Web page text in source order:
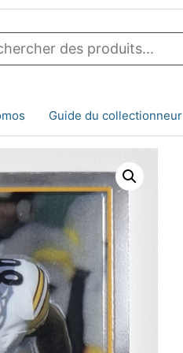
Guide du collectionneur